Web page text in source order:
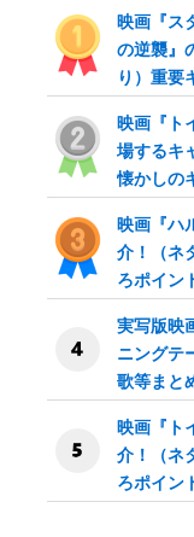
映画『ス
の逆襲』
り）重要
映画『ト
場するキ
懐かしの
映画『ハ
介！（ネ
ろポイン
実写版映
ニングテ
歌等まと
映画『ト
介！（ネ
ろポイン